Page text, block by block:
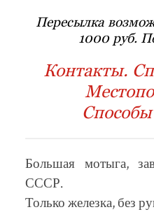
Пересылка
1000 руб.
Контакты.
Большая мотыга,
СССР.
Только железка, без